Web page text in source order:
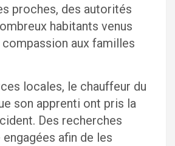
proches, des autorités
habitants venus
aux familles
locales, le chauffeur du
son apprenti ont pris la
Des recherches
afin de les